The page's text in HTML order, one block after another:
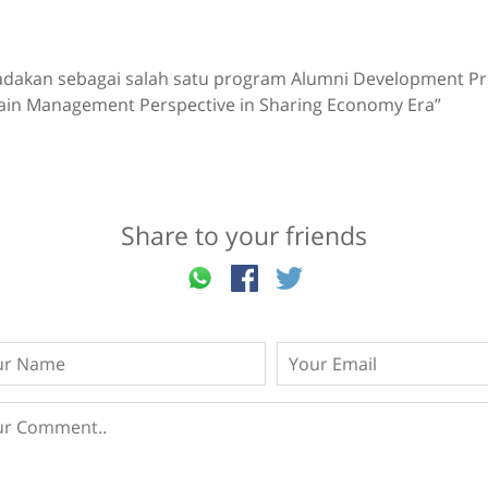
sebagai salah satu program Alumni Development
Management Perspective in Sharing Economy Era”
Share to your friends